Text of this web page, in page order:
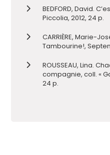
BEDFORD, David.
Piccolia, 2012, 24 p.
CARRIÈRE, Marie-
Tambourine!,
ROUSSEAU, Lina.
compagnie, coll. «
24 p.